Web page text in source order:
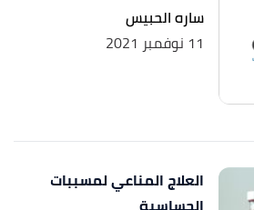
ساره الحبيس
11 نوفمبر 2021
العلاج المناعي لمسببات